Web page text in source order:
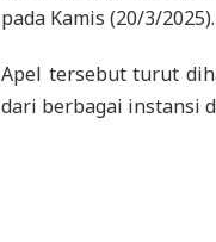
pada Kamis (20/3/2025).
Apel tersebut turut
dari berbagai instansi